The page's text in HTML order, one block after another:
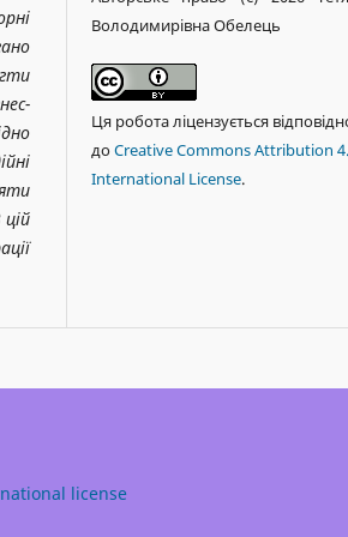
Володимирівна Обелець
Ця робота ліцензується
доCreative Commons Attribution
International License.
license